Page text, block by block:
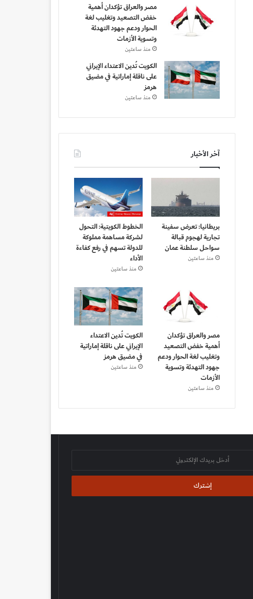
مصر والعراق تؤكدان أهمية
خفض التصعيد وتغليب لغة
الحوار ودعم جهود التهدئة
وتسوية الأزمات
منذ ساعتين
الكويت تُدين الاعتداء الإيراني
على ناقلة إماراتية في مضيق
هرمز
منذ ساعتين
آخر الأخبار
بريطانيا: تعرض سفينة
تجارية لهجوم قبالة
سواحل سلطنة عمان
منذ ساعتين
الخطوط الكويتية: التحول
لشركة مساهمة مملوكة
للدولة تسهم في رفع كفاءة
الأداء
منذ ساعتين
مصر والعراق تؤكدان
أهمية خفض التصعيد
وتغليب لغة الحوار ودعم
جهود التهدئة وتسوية
الأزمات
منذ ساعتين
الكويت تُدين الاعتداء
الإيراني على ناقلة إماراتية
في مضيق هرمز
منذ ساعتين